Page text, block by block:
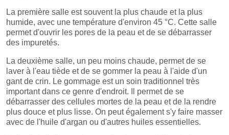
La première salle est souvent la plus chaude et la plus
humide, avec une température d'environ 45 °C. Cette salle
permet d'ouvrir les pores de la peau et de se débarrasser
des impuretés.
La deuxième salle, un peu moins chaude, permet de se
laver à l'eau tiède et de se gommer la peau à l'aide d'un
gant de crin. Le gommage est un soin traditionnel très
important dans ce genre d'endroit. Il permet de se
débarrasser des cellules mortes de la peau et de la rendre
plus douce et plus lisse. On peut également s'y faire masser
avec de l'huile d'argan ou d'autres huiles essentielles.